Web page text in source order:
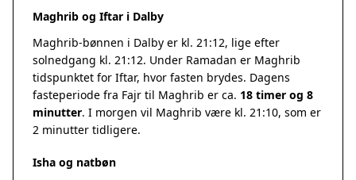
Maghrib og Iftar i Dalby
Maghrib-bønnen i Dalby er kl. 21:12, lige efter
solnedgang kl. 21:12. Under Ramadan er Maghrib
tidspunktet for Iftar, hvor fasten brydes. Dagens
fasteperiode fra Fajr til Maghrib er ca. 18 timer og 8
minutter. I morgen vil Maghrib være kl. 21:10, som er
2 minutter tidligere.
Isha og natbøn